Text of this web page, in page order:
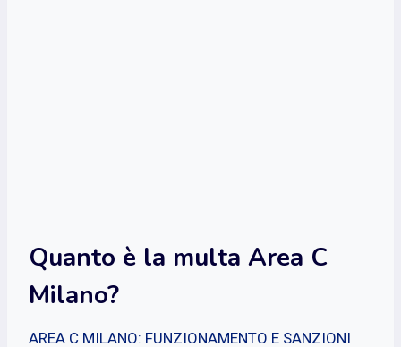
Quanto è la multa Area C
Milano?
AREA C MILANO: FUNZIONAMENTO E SANZIONI